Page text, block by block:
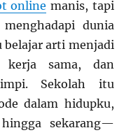
online manis, tapi
dunia
belajar arti menjadi
kerja sama, dan
Sekolah itu
dalam hidupku,
sekarang—